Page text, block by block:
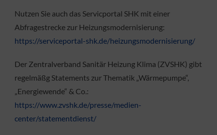
Nutzen Sie auch das Servicportal SHK mit einer
Abfragestrecke zur Heizungsmodernisierung:
https://serviceportal-shk.de/heizungsmodernisierung/
Der Zentralverband Sanitär Heizung Klima (ZVSHK) gibt
regelmäßg Statements zur Thematik „Wärmepumpe“,
„Energiewende“ & Co.:
https://www.zvshk.de/presse/medien-
center/statementdienst/